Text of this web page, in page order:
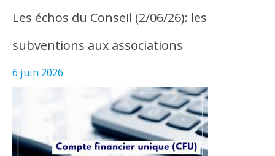
Les échos du Conseil (2/06/26): les
subventions aux associations
6 juin 2026